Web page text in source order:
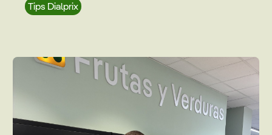
Tips Dialprix